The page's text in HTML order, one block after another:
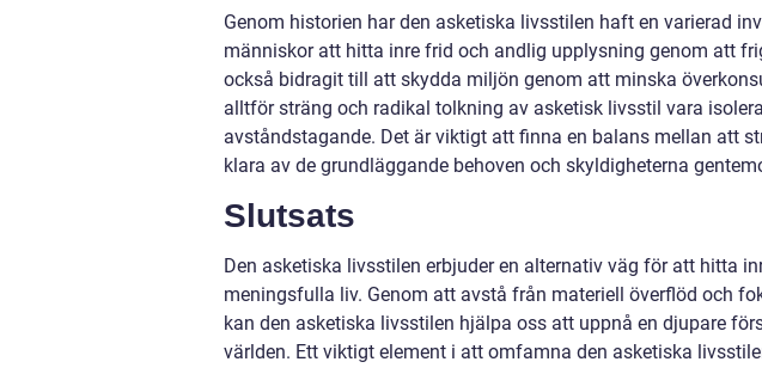
Genom historien har den asketiska livsstilen haft en varierad
människor att hitta inre frid och andlig upplysning genom att
också bidragit till att skydda miljön genom att minska
alltför sträng och radikal tolkning av asketisk livsstil vara
avståndstagande. Det är viktigt att finna en balans mellan att
klara av de grundläggande behoven och skyldigheterna
Slutsats
Den asketiska livsstilen erbjuder en alternativ väg för att hitta
meningsfulla liv. Genom att avstå från materiell överflöd och
kan den asketiska livsstilen hjälpa oss att uppnå en djupare
världen. Ett viktigt element i att omfamna den asketiska